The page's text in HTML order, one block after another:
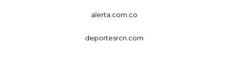
alerta.com.co
deportesrcn.com